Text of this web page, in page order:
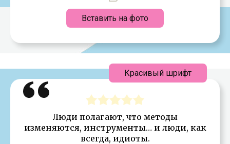
Вставить на фото
Люди полагают, что методы
изменяются, инструменты… и люди, как
всегда, идиоты.
Красивый шрифт